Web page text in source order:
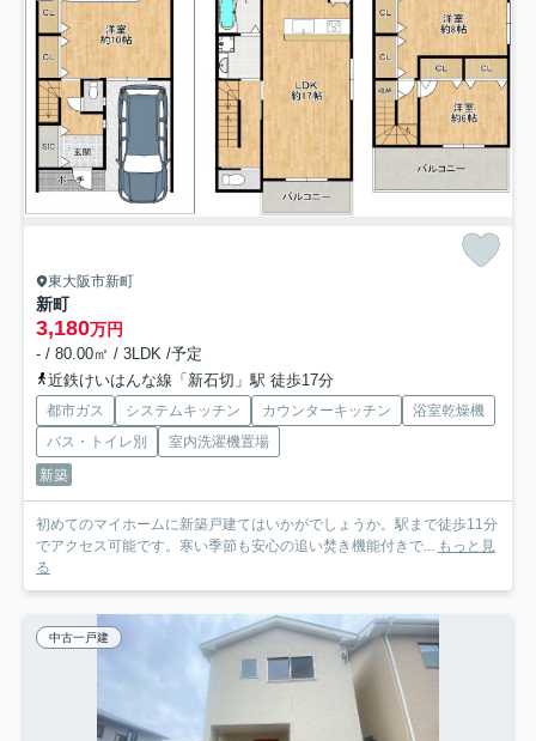
東大阪市新町
新町
3,180万円
- / 80.00㎡ / 3LDK /予定
近鉄けいはんな線「新石切」駅 徒歩17分
都市ガス システムキッチン カウンターキッチン
浴室乾燥機
バス・トイレ別
室内洗濯機置場
新築
初めてのマイホームに新築戸建てはいかがでしょうか。駅まで徒歩11分
でアクセス可能です。寒い季節も安心の追い焚き機能付きで...
もっと見
る
中古一戸建